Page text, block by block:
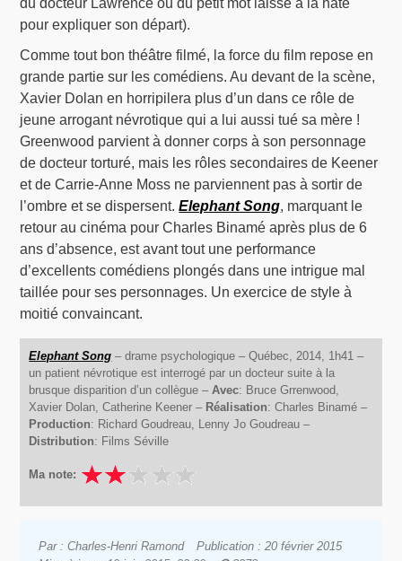
pour expliquer son départ).
Comme tout bon théâtre filmé, la force du film repose en
grande partie sur les comédiens. Au devant de la scène,
Xavier Dolan en horripilera plus d’un dans ce rôle de
jeune arrogant névrotique qui a lui aussi tué sa mère !
Greenwood parvient à donner corps à son personnage
de docteur torturé, mais les rôles secondaires de Keener
et de Carrie-Anne Moss ne parviennent pas à sortir de
l’ombre et se dispersent.Elephant Song, marquant le
retour au cinéma pour Charles Binamé après plus de 6
ans d’absence, est avant tout une performance
d’excellents comédiens plongés dans une intrigue mal
taillée pour ses personnages. Un exercice de style à
moitié convaincant.
Elephant Song – drame psychologique – Québec, 2014, 1h41 –
un patient névrotique est interrogé par un docteur suite à la
brusque disparition d’un collègue – Avec: Bruce Grrenwood,
Xavier Dolan, Catherine Keener – Réalisation: Charles Binamé –
Production: Richard Goudreau, Lenny Jo Goudreau –
Distribution: Films Séville
Ma note:
Par : Charles-Henri Ramond
Publication : 20 février 2015